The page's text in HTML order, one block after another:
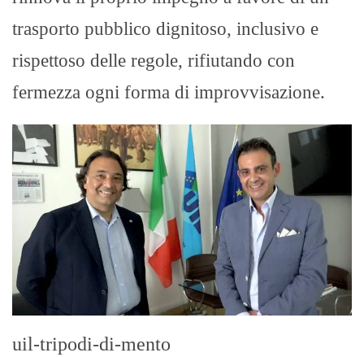
trasporto pubblico dignitoso, inclusivo e
rispettoso delle regole, rifiutando con
fermezza ogni forma di improvvisazione.
uil-tripodi-di-mento